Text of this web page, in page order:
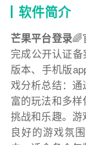
软件简介
芒果平台登录🌈
完成公开认证
版本、手机版
戏分析总结：
富的玩法和多
挑战和乐趣。
良好的游戏氛